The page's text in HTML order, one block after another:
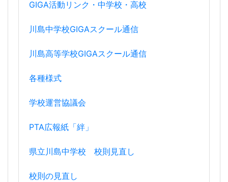
GIGA活動リンク・中学校・高校
川島中学校GIGAスクール通信
川島高等学校GIGAスクール通信
各種様式
学校運営協議会
PTA広報紙「絆」
県立川島中学校 校則見直し
校則の見直し